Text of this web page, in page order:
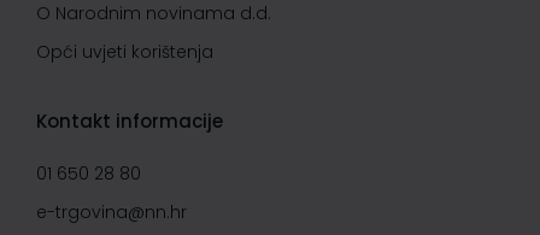
O Narodnim novinama d.d.
Opći uvjeti korištenja
Kontakt informacije
01 650 28 80
e-trgovina@nn.hr